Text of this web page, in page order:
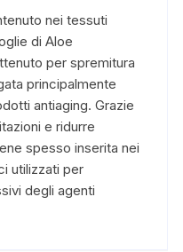
nei tessuti
di Aloe
per spremitura
principalmente
antiaging. Grazie
e ridurre
spesso inserita nei
utilizzati per
degli agenti